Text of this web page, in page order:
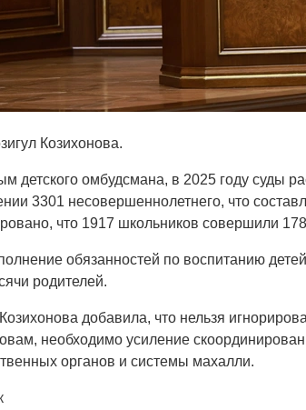
Козихонова.
детского омбудсмана, в 2025 году суды
3301 несовершеннолетнего, что
что 1917 школьников совершили
обязанностей по воспитанию
родителей.
добавила, что нельзя
необходимо усиление
органов и системы махалли.